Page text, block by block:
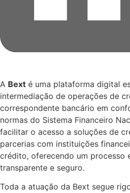
A Bext é uma plataforma digital
intermediação de operações de
correspondente bancário em
normas do Sistema Financeiro
facilitar o acesso a soluções de
parcerias com instituições
crédito, oferecendo um processo
transparente e seguro.
Toda a atuação da Bext segue